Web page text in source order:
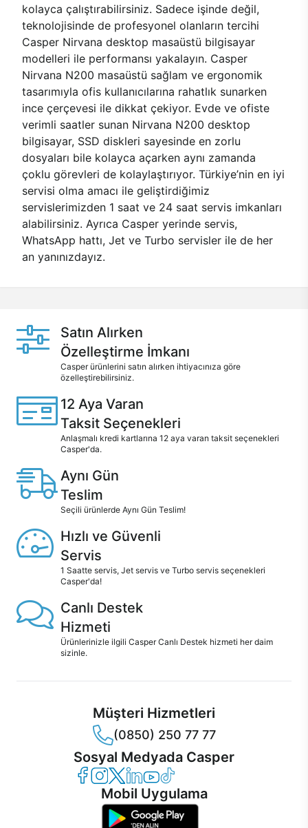
kolayca çalıştırabilirsiniz. Sadece işinde değil,
teknolojisinde de profesyonel olanların tercihi
Casper Nirvana desktop masaüstü bilgisayar
modelleri ile performansı yakalayın. Casper
Nirvana N200 masaüstü sağlam ve ergonomik
tasarımıyla ofis kullanıcılarına rahatlık sunarken
ince çerçevesi ile dikkat çekiyor. Evde ve ofiste
verimli saatler sunan Nirvana N200 desktop
bilgisayar, SSD diskleri sayesinde en zorlu
dosyaları bile kolayca açarken aynı zamanda
çoklu görevleri de kolaylaştırıyor. Türkiye’nin en iyi
servisi olma amacı ile geliştirdiğimiz
servislerimizden 1 saat ve 24 saat servis imkanları
alabilirsiniz. Ayrıca Casper yerinde servis,
WhatsApp hattı, Jet ve Turbo servisler ile de her
an yanınızdayız.
Satın Alırken
Özelleştirme İmkanı
Casper ürünlerini satın alırken ihtiyacınıza göre
özelleştirebilirsiniz.
12 Aya Varan
Taksit Seçenekleri
Anlaşmalı kredi kartlarına 12 aya varan taksit seçenekleri
Casper'da.
Aynı Gün
Teslim
Seçili ürünlerde Aynı Gün Teslim!
Hızlı ve Güvenli
Servis
1 Saatte servis, Jet servis ve Turbo servis seçenekleri
Casper'da!
Canlı Destek
Hizmeti
Ürünlerinizle ilgili Casper Canlı Destek hizmeti her daim
sizinle.
Müşteri Hizmetleri
(0850) 250 77 77
Sosyal Medyada Casper
Casper Facebook
Casper Instagram
Casper Twitter
Casper LinkedIn
Casper YouTube
Casper TikTok
Mobil Uygulama